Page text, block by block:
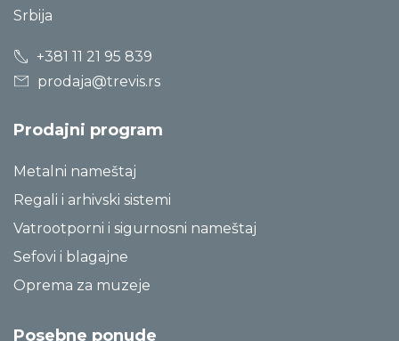
Srbija
+381 11 21 95 839
prodaja@trevis.rs
Prodajni program
Metalni nameštaj
Regali i arhivski sistemi
Vatrootporni i sigurnosni nameštaj
Sefovi i blagajne
Oprema za muzeje
Posebne ponude